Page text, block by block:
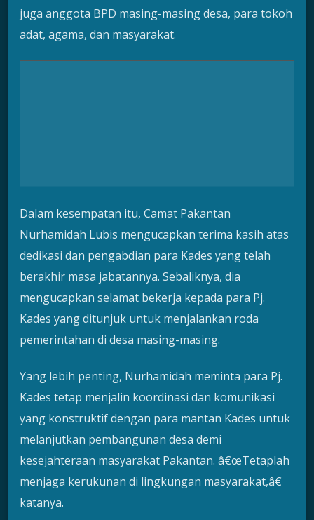
juga anggota BPD masing-masing desa, para tokoh
adat, agama, dan masyarakat.
Dalam kesempatan itu, Camat Pakantan
Nurhamidah Lubis mengucapkan terima kasih atas
dedikasi dan pengabdian para Kades yang telah
berakhir masa jabatannya. Sebaliknya, dia
mengucapkan selamat bekerja kepada para Pj.
Kades yang ditunjuk untuk menjalankan roda
pemerintahan di desa masing-masing.
Yang lebih penting, Nurhamidah meminta para Pj.
Kades tetap menjalin koordinasi dan komunikasi
yang konstruktif dengan para mantan Kades untuk
melanjutkan pembangunan desa demi
kesejahteraan masyarakat Pakantan. â€œTetaplah
menjaga kerukunan di lingkungan masyarakat,â€
katanya.